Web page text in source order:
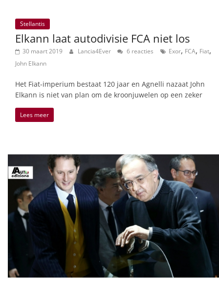
Stellantis
Elkann laat autodivisie FCA niet los
30 maart 2019 Lancia4Ever 6 reacties Exor, FCA, Fiat,
John Elkann
Het Fiat-imperium bestaat 120 jaar en Agnelli nazaat John
Elkann is niet van plan om de kroonjuwelen op een zeker
Lees meer